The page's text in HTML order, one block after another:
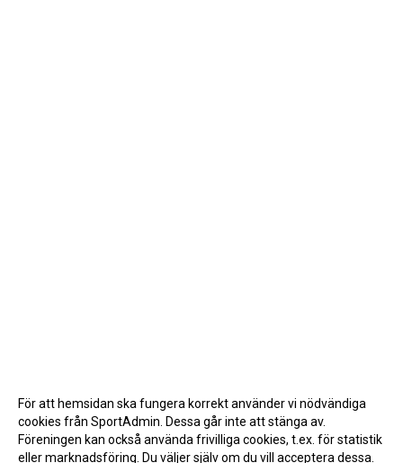
För att hemsidan ska fungera korrekt använder vi nödvändiga
cookies från SportAdmin. Dessa går inte att stänga av.
Föreningen kan också använda frivilliga cookies, t.ex. för statistik
eller marknadsföring. Du väljer själv om du vill acceptera dessa.